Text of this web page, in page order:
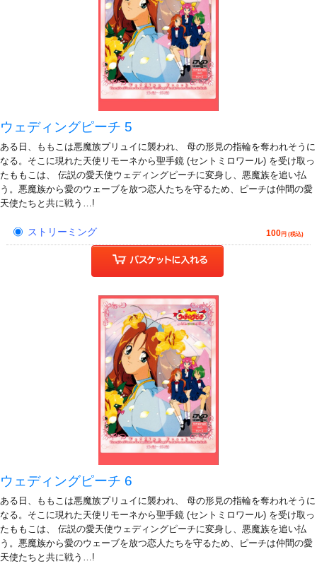
ウェディングピーチ 5
ある日、ももこは悪魔族プリュイに襲われ、 母の形見の指輪を奪われそうに
なる。そこに現れた天使リモーネから聖手鏡 (セントミロワール) を受け取っ
たももこは、 伝説の愛天使ウェディングピーチに変身し、悪魔族を追い払
う。悪魔族から愛のウェーブを放つ恋人たちを守るため、ピーチは仲間の愛
天使たちと共に戦う…!
ストリーミング 100円 (税込)
ウェディングピーチ 6
ある日、ももこは悪魔族プリュイに襲われ、 母の形見の指輪を奪われそうに
なる。そこに現れた天使リモーネから聖手鏡 (セントミロワール) を受け取っ
たももこは、 伝説の愛天使ウェディングピーチに変身し、悪魔族を追い払
う。悪魔族から愛のウェーブを放つ恋人たちを守るため、ピーチは仲間の愛
天使たちと共に戦う…!